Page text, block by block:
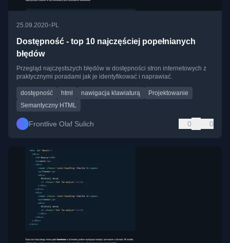
25.09.2020• PL
Dostępność - top 10 najczęściej popełnianych
błędów
Przegląd najczęstszych błędów w dostępności stron internetowych z
praktycznymi poradami jak je identyfikować i naprawiać.
dostępność html nawigacja klawiaturą
Projektowanie
Semantyczny HTML
Frontlive Olaf Sulich 0 0